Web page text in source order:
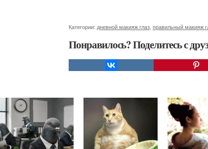
Категории: дневной макияж глаз правильный макияж
Понравилось? Поделитесь с